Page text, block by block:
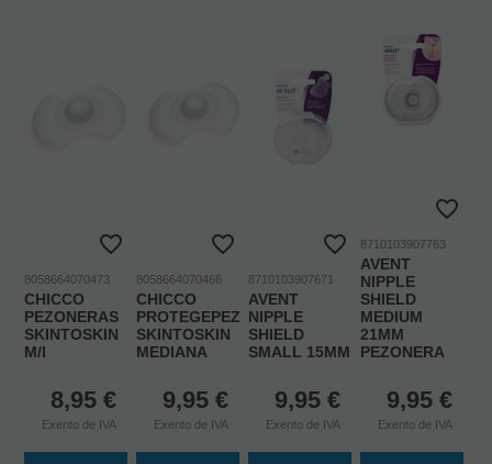
8058664070473
CHICCO
PEZONERAS
SKINTOSKIN
M/l
8,95 €
Exento de IVA
8058664070466
CHICCO
PROTEGEPEZON
SKINTOSKIN
MEDIANA
9,95 €
Exento de IVA
8710103907671
AVENT
NIPPLE
SHIELD
SMALL 15MM
9,95 €
Exento de IVA
8710103907763
AVENT
NIPPLE
SHIELD
MEDIUM
21MM
PEZONERA
9,95 €
Exento de IVA